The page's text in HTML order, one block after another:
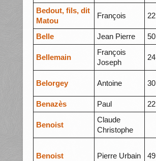
Bedout, fils, dit
Matou
François 22
Belle Jean Pierre 50
Bellemain
François
Joseph
24
Belorgey Antoine 30
Benazès Paul 22
Benoist
Claude
Christophe
Benoist Pierre Urbain 49